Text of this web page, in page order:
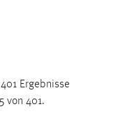
Ergebnisse
von 401.
Funktion der